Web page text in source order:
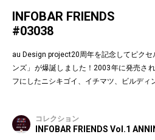
INFOBAR FRIENDS
#03038
au Design project20周年を記念してピクセ
ンズ」が爆誕しました！2003年に発売さ
フにしたニシキゴイ、イチマツ、ビルディ
れていた懐かしの絵文字！第１弾は全て絵
版です。「キャラクター×表情×背景色」の
♪あなたのお気に入りはどれですか？
コレクション
INFOBAR FRIENDS Vol.1